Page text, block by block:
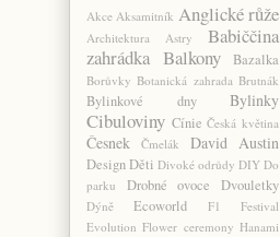
Akce Aksamitník Anglické růže
Architektura Astry
Babiččina
zahrádka Balkony Bazalka
Borůvky Botanická zahrada Brutnák
Bylinkové dny Bylinky
Cibuloviny Cínie Česká květina
Česnek Čmelák David Austin
DesignDěti Divoké odrůdy DIY Do
parku
Drobné ovoce Dvouletky
Dýně Ecoworld F1
Festival
Evolution Flower ceremony Hanami